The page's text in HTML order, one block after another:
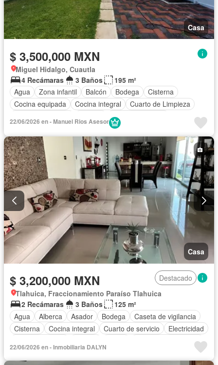
Casa
$ 3,500,000 MXN
Miguel Hidalgo, Cuautla
4 Recámaras
3 Baños
195 m²
Agua
Zona infantil Balcón Bodega
Cisterna
Cocina equipada
Cocina integral
Cuarto de Limpieza
Vista panorámica
22/06/2026 en - Manuel Rios Asesor
Casa
$ 3,200,000 MXN
Destacado
Tlahuica, Fraccionamiento Paraíso Tlahuica
2 Recámaras
3 Baños
125 m²
Agua
Alberca Asador Bodega
Caseta de vigilancia
Cisterna
Cocina integral Cuarto de servicio
Electricidad
Recámara con closet
Sin amueblar
22/06/2026 en - Inmobiliaria DALYN